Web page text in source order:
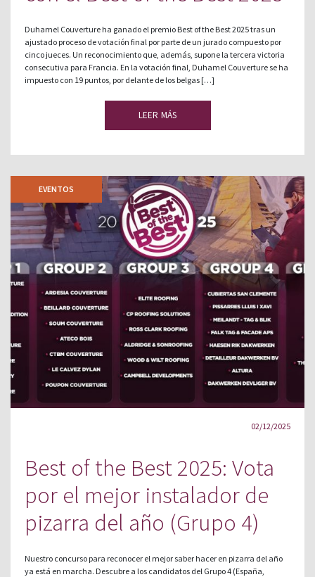
Duhamel Couverture ha ganado el premio Best of the Best 2025 tras un
ajustado proceso de votación final por parte de un jurado compuesto por
cinco jueces. Un reconocimiento que, además, supone la tercera victoria
consecutiva para Francia. En la votación final, Duhamel Couverture se ha
impuesto con 19 puntos, por delante de los belgas […]
LEER MÁS
EVENTOS
02/12/2025
Best of the Best 2025: Vota
por el mejor instalador de
pizarra del año (Grupo 4)
Nuestro concurso para reconocer el mejor saber hacer en pizarra del año
ya está en marcha. Descubre a los candidatos del Grupo 4 (España,